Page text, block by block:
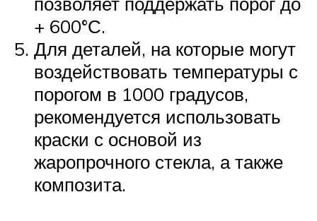
+ 600°С.
Для деталей, на которые могут
воздействовать температуры с
порогом в 1000 градусов,
рекомендуется использовать
краски с основой из
жаропрочного стекла, а также
композита.